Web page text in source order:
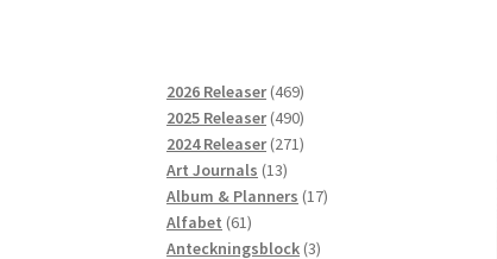
2026 Releaser 469469
produkter
2025 Releaser 490490
produkter
2024 Releaser 271271
Art Journals 1313
produkter
Album & Planners 1717
Alfabet 6161
produkter
Anteckningsblock 33